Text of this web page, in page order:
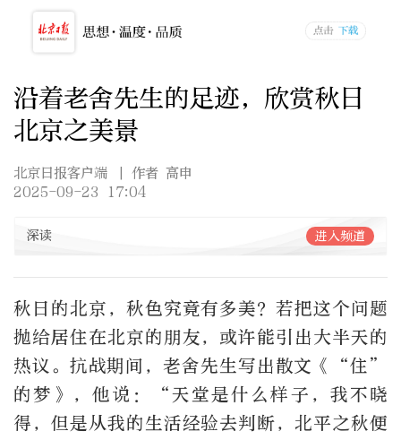
沿着老舍先生的足迹，欣赏秋日
北京之美景
北京日报客户端
| 作者 高申
2025-09-23 17:04
深读 进入频道
秋日的北京，秋色究竟有多美？若把这个问题
抛给居住在北京的朋友，或许能引出大半天的
热议。抗战期间，老舍先生写出散文《“住”
的梦》，他说：“天堂是什么样子，我不晓
得，但是从我的生活经验去判断，北平之秋便